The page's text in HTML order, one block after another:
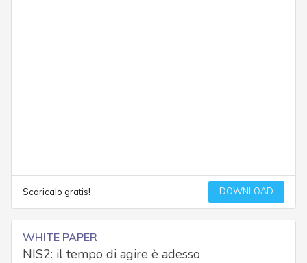
Scaricalo gratis! DOWNLOAD
WHITE PAPER
NIS2: il tempo di agire è adesso